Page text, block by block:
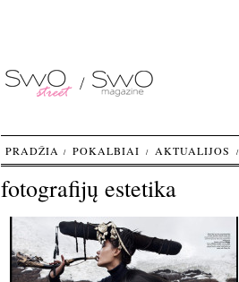
fotografijų estetika
PRADŽIA POKALBIAI AKTUALIJOS